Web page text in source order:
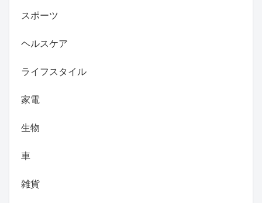
スポーツ
ヘルスケア
ライフスタイル
家電
生物
車
雑貨